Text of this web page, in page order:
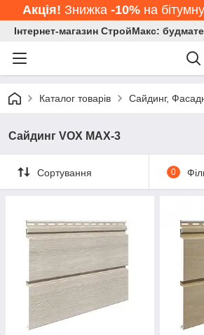
Акція! Знижка -10%на
Інтернет-магазин СтройМакс:
Каталог товарів Сайдинг,
Сайдинг VOX MAX-3
Сортування 0